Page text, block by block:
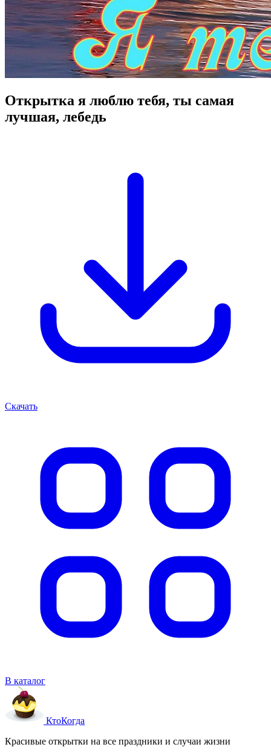
Открытка я люблю тебя, ты самая
лучшая, лебедь
Скачать
В каталог
КтоКогда
Красивые открытки на все праздники и случаи жизни